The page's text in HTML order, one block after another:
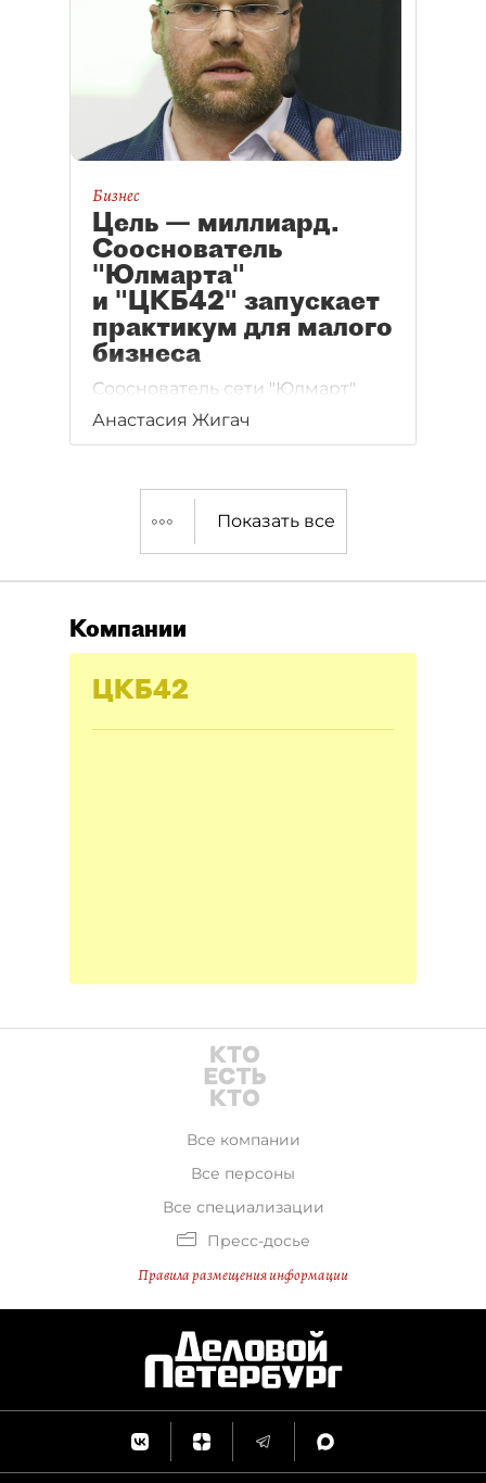
Бизнес
Цель — миллиард.
Сооснователь
"Юлмарта"
и "ЦКБ42" запускает
практикум для малого
бизнеса
Сооснователь сети "Юлмарт"
и "ЦКБ42" Сергей Федоринов
запускает практикум для малого
большим.
Анастасия Жигач
Показать все
Компании
ЦКБ42
Все компании
Все персоны
Все специализации
Пресс-досье
Правила размещения информации